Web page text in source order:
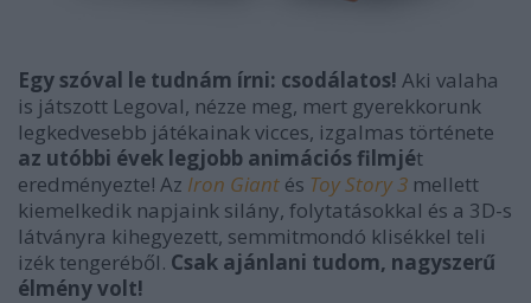
Egy szóval le tudnám írni: csodálatos! Aki valaha
is játszott Legoval, nézze meg, mert gyerekkorunk
legkedvesebb játékainak vicces, izgalmas története
az utóbbi évek legjobb animációs filmjét
eredményezte! Az Iron Giant és Toy Story 3 mellett
kiemelkedik napjaink silány, folytatásokkal és a 3D-s
látványra kihegyezett, semmitmondó klisékkel teli
izék tengeréből. Csak ajánlani tudom, nagyszerű
élmény volt!